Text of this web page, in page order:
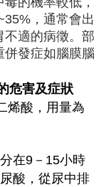
，通常會出
不適的病徵。部
併發症如腦膜腦
危害及症狀
烯酸，用量為
在9－15小時
酸，從尿中排